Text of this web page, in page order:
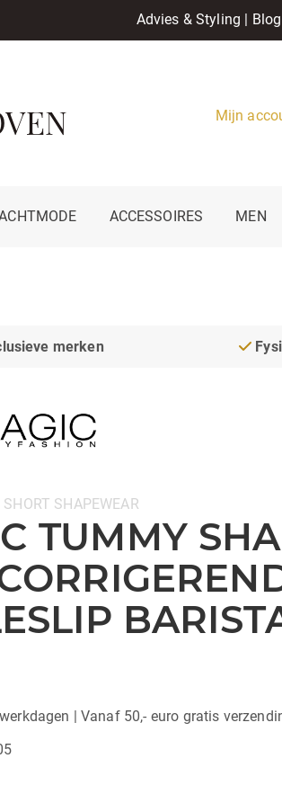
Advies & Styling | Blog
Mijn
ACCESSOIRES MEN
merken
SHORT SHAPEWEAR
TUMMY
| Vanaf 50,- euro gratis